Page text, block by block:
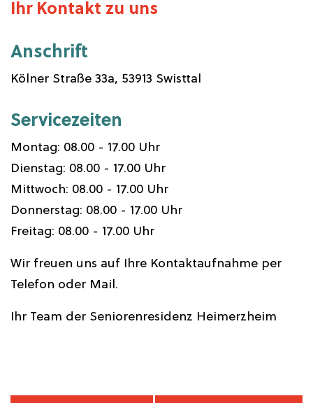
Ihr Kontakt zu uns
Anschrift
Kölner Straße 33a, 53913 Swisttal
Servicezeiten
Montag: 08.00 - 17.00 Uhr
Dienstag: 08.00 - 17.00 Uhr
Mittwoch: 08.00 - 17.00 Uhr
Donnerstag: 08.00 - 17.00 Uhr
Freitag: 08.00 - 17.00 Uhr
Wir freuen uns auf Ihre Kontaktaufnahme per
Telefon oder Mail.
Ihr Team der Seniorenresidenz Heimerzheim